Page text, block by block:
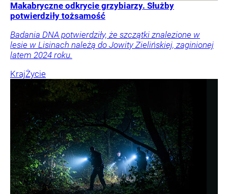
Makabryczne odkrycie grzybiarzy. Służby
potwierdziły tożsamość
Badania DNA potwierdziły, że szczątki znalezione w
lesie w Lisinach należą do Jowity Zielińskiej, zaginionej
latem 2024 roku.
KrajŻycie